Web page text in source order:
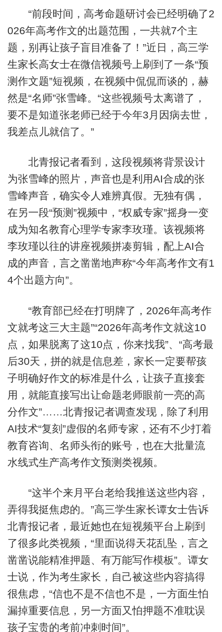
“前段时间，高考命题研讨会已经明确了2
026年高考作文的出题范围，一共就7个主
题，别再让孩子盲目准备了！”近日，高三学
生家长高女士在微信视频号上刷到了一条“预
测作文题”短视频，在视频中侃侃而谈的，赫
然是“名师”张雪峰。“这些视频号太离谱了，
要不是知道张老师已经于今年3月因病去世，
我差点儿就信了。”
北青报记者看到，这段视频将背景设计
为张雪峰的照片，声音也是利用AI合成的张
雪峰声音，确实令人难辨真假。无独有偶，
在另一段“预测”视频中，“权威专家”摇身一变
成为知名教育心理学专家李玫瑾。该视频将
李玫瑾以往的讲座视频拼凑剪辑，配上AI合
成的声音，言之凿凿地声称“今年高考作文有1
4个出题方向”。
“教育部已经在打明牌了，2026年高考作
文就考这三大主题”“2026年高考作文就这10
点，如果脱离了这10点，你来找我”、“高考最
后30天，拼的就是信息差，家长一定要帮孩
子明确好作文的标准是什么，让孩子直接套
用，就能直接写出让命题老师眼前一亮的高
分作文”……北青报记者调查发现，除了利用
AI技术“复刻”虚假的名师专家，还有不少打着
教育咨询、名师头衔的账号，也在大批量流
水线式生产高考作文预测类视频。
“这半个来月平台老给我推送这些内容，
弄得我挺焦虑的。”高三学生家长谭女士告诉
北青报记者，最近她也在短视频平台上刷到
了很多此类视频，“里面说得天花乱坠，言之
凿凿说能精准押题、有万能写作模板”。谭女
士说，作为考生家长，自己被这些内容搞得
很焦虑，“信也不是不信也不是，一方面生怕
漏掉重要信息，另一方面又怕押题不准耽误
孩子宝贵的考前冲刺时间”。